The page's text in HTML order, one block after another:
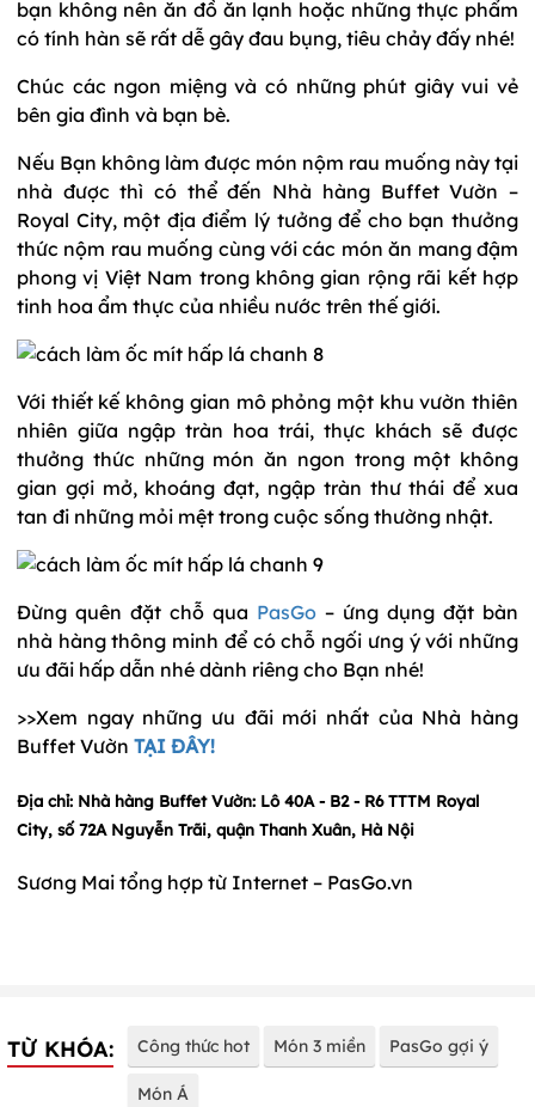
bạn không nên ăn đồ ăn lạnh hoặc những thực phẩm
có tính hàn sẽ rất dễ gây đau bụng, tiêu chảy đấy nhé!
Chúc các ngon miệng và có những phút giây vui vẻ
bên gia đình và bạn bè.
Nếu Bạn không làm được món nộm rau muống này tại
nhà được thì có thể đến Nhà hàng Buffet Vườn –
Royal City, một địa điểm lý tưởng để cho bạn thưởng
thức nộm rau muống cùng với các món ăn mang đậm
phong vị Việt Nam trong không gian rộng rãi kết hợp
tinh hoa ẩm thực của nhiều nước trên thế giới.
Với thiết kế không gian mô phỏng một khu vườn thiên
nhiên giữa ngập tràn hoa trái, thực khách sẽ được
thưởng thức những món ăn ngon trong một không
gian gợi mở, khoáng đạt, ngập tràn thư thái để xua
tan đi những mỏi mệt trong cuộc sống thường nhật.
Đừng quên đặt chỗ qua PasGo – ứng dụng đặt bàn
nhà hàng thông minh để có chỗ ngối ưng ý với những
ưu đãi hấp dẫn nhé dành riêng cho Bạn nhé!
>>Xem ngay những ưu đãi mới nhất của Nhà hàng
Buffet Vườn TẠI ĐÂY!
Địa chỉ: Nhà hàng Buffet Vườn: Lô 40A - B2 - R6 TTTM Royal
City, số 72A Nguyễn Trãi, quận Thanh Xuân, Hà Nội
Sương Mai tổng hợp từ Internet – PasGo.vn
TỪ KHÓA: Công thức hot Món 3 miền PasGo gợi ý
Món Á